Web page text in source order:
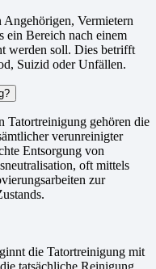
Vermietern
ein Bereich nach einem
werden soll. Dies betrifft
Suizid oder Unfällen.
Tatortreinigung gehören die
verunreinigter
Entsorgung von
oft mittels
zur
die Tatortreinigung mit